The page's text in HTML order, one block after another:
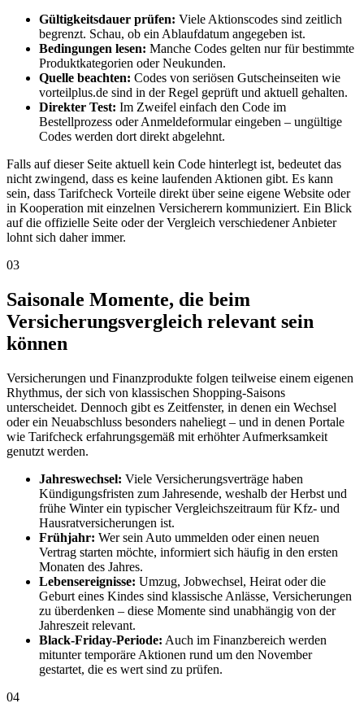
Gültigkeitsdauer prüfen: Viele Aktionscodes sind zeitlich
begrenzt. Schau, ob ein Ablaufdatum angegeben ist.
Bedingungen lesen: Manche Codes gelten nur für bestimmte
Produktkategorien oder Neukunden.
Quelle beachten: Codes von seriösen Gutscheinseiten wie
vorteilplus.de sind in der Regel geprüft und aktuell gehalten.
Direkter Test: Im Zweifel einfach den Code im
Bestellprozess oder Anmeldeformular eingeben – ungültige
Codes werden dort direkt abgelehnt.
Falls auf dieser Seite aktuell kein Code hinterlegt ist, bedeutet das
nicht zwingend, dass es keine laufenden Aktionen gibt. Es kann
sein, dass Tarifcheck Vorteile direkt über seine eigene Website oder
in Kooperation mit einzelnen Versicherern kommuniziert. Ein Blick
auf die offizielle Seite oder der Vergleich verschiedener Anbieter
lohnt sich daher immer.
03
Saisonale Momente, die beim
Versicherungsvergleich relevant sein
können
Versicherungen und Finanzprodukte folgen teilweise einem eigenen
Rhythmus, der sich von klassischen Shopping-Saisons
unterscheidet. Dennoch gibt es Zeitfenster, in denen ein Wechsel
oder ein Neuabschluss besonders naheliegt – und in denen Portale
wie Tarifcheck erfahrungsgemäß mit erhöhter Aufmerksamkeit
genutzt werden.
Jahreswechsel: Viele Versicherungsverträge haben
Kündigungsfristen zum Jahresende, weshalb der Herbst und
frühe Winter ein typischer Vergleichszeitraum für Kfz- und
Hausratversicherungen ist.
Frühjahr: Wer sein Auto ummelden oder einen neuen
Vertrag starten möchte, informiert sich häufig in den ersten
Monaten des Jahres.
Lebensereignisse: Umzug, Jobwechsel, Heirat oder die
Geburt eines Kindes sind klassische Anlässe, Versicherungen
zu überdenken – diese Momente sind unabhängig von der
Jahreszeit relevant.
Black-Friday-Periode: Auch im Finanzbereich werden
mitunter temporäre Aktionen rund um den November
gestartet, die es wert sind zu prüfen.
04